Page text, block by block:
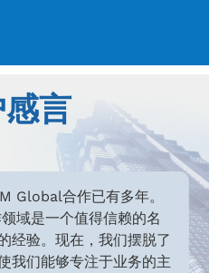
言
Global合作已有多年。
域是一个值得信赖的名
经验。现在，我们摆脱了
我们能够专注于业务的主